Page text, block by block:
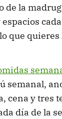
de la
que quieres
semanal,
cena y tres
día de la